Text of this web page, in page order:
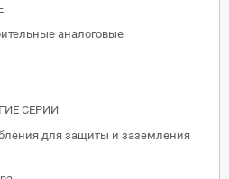
аналоговые
СЕРИИ
для защиты и заземления